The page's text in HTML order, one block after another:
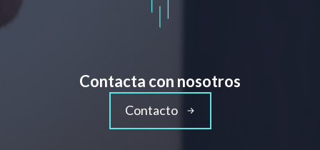
Contacta con nosotros
Contacto